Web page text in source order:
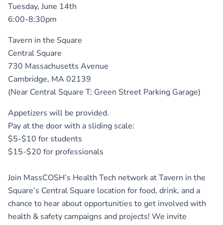
Tuesday, June 14th
6:00-8:30pm
Tavern in the Square
Central Square
730 Massachusetts Avenue
Cambridge, MA 02139
(Near Central Square T; Green Street Parking Garage)
Appetizers will be provided.
Pay at the door with a sliding scale:
$5-$10 for students
$15-$20 for professionals
Join MassCOSH’s Health Tech network at Tavern in the
Square’s Central Square location for food, drink, and a
chance to hear about opportunities to get involved with
health & safety campaigns and projects! We invite